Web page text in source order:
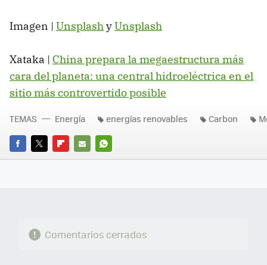
Imagen | UnsplashyUnsplash
Xataka | China prepara la megaestructura más
cara del planeta: una central hidroeléctrica en el
sitio más controvertido posible
FACEBOOK
TWITTERFLIPBOARD
E-
WHATSAPP
TEMAS Energía energías renovables Carbon
Comentarios cerrados